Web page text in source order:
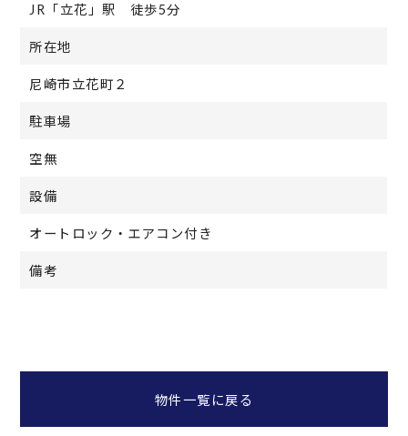
JR「立花」駅 徒歩5分
所在地
尼崎市立花町２
駐車場
空無
設備
オートロック・エアコン付き
備考
物件一覧に戻る